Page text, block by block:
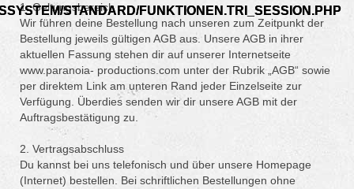
STANDARD/FUNKTIONEN.TRI_SESSION.PHP
1. Geltungsbereich
Wir führen deine Bestellung nach unseren zum Zeitpunkt der
Bestellung jeweils gültigen AGB aus. Unsere AGB in ihrer
aktuellen Fassung stehen dir auf unserer Internetseite
www.paranoia- productions.com unter der Rubrik „AGB“ sowie
per direktem Link am unteren Rand jeder Einzelseite zur
Verfügung. Überdies senden wir dir unsere AGB mit der
Auftragsbestätigung zu.
2. Vertragsabschluss
Du kannst bei uns telefonisch und über unsere Homepage
(Internet) bestellen. Bei schriftlichen Bestellungen ohne